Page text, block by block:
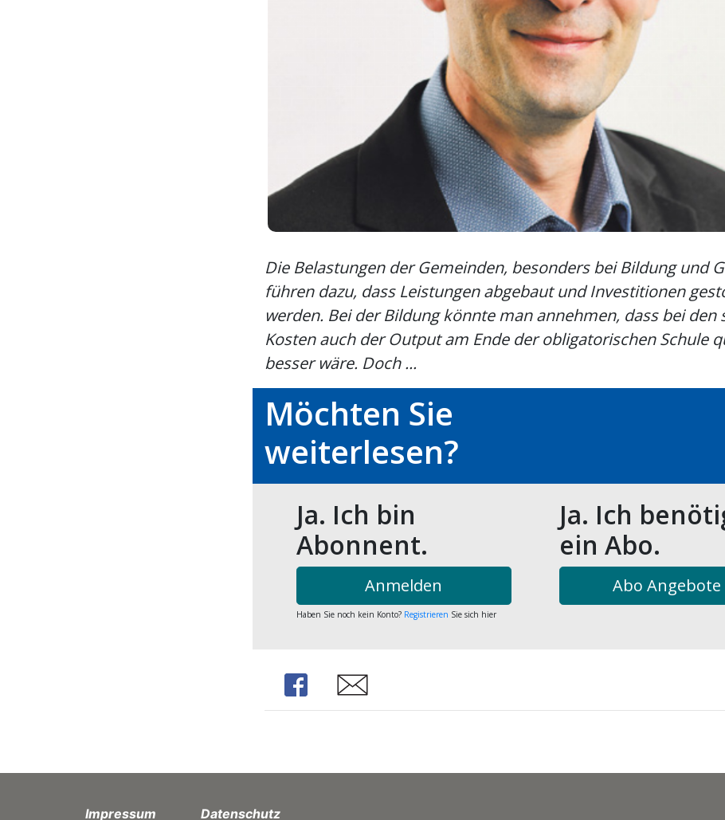
Die Belastungen der Gemeinden, besonders bei Bildung und
führen dazu, dass Leistungen abgebaut und Investitionen
werden. Bei der Bildung könnte man annehmen, dass bei den
Kosten auch der Output am Ende der obligatorischen Schule
besser wäre. Doch ...
Möchten Sie
weiterlesen?
Ja. Ich bin
Abonnent.
Anmelden
Haben Sie noch kein Konto?Registrieren Sie sich hier
Ja. Ich
ein Abo.
Abo Angebote
Share Share
Impressum Datenschutz